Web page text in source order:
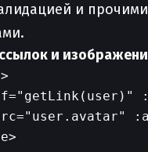
и прочими
и